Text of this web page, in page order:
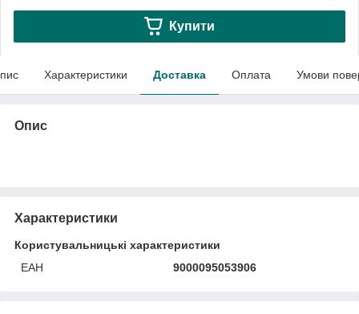
Купити
Характеристики Доставка Оплата Умови
Опис
Характеристики
Користувальницькі характеристики
ЕАН
9000095053906